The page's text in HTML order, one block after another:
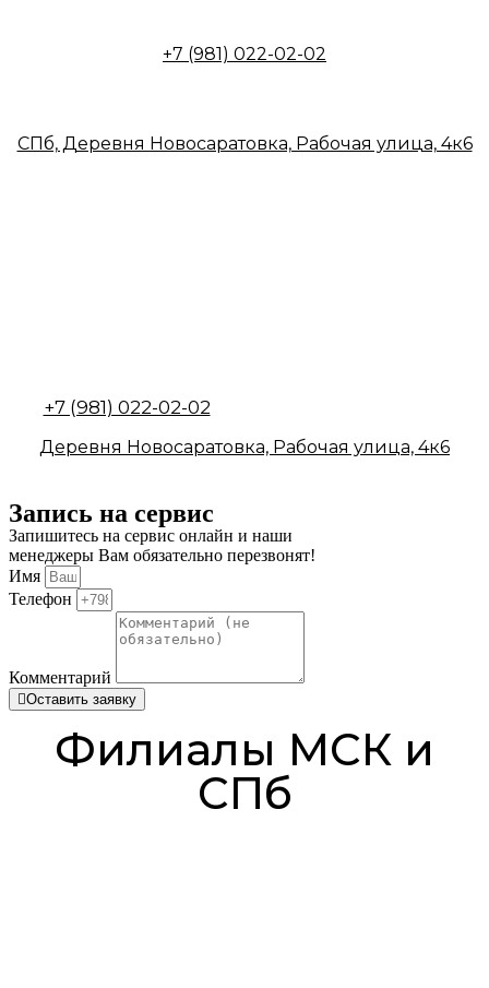
+7 (981) 022-02-02
СПб, Деревня Новосаратовка, Рабочая улица, 4к6
+7 (981) 022-02-02
Деревня Новосаратовка, Рабочая улица, 4к6
Запись на сервис
Запишитесь на сервис онлайн и наши
менеджеры Вам обязательно перезвонят!
Имя
Телефон
Комментарий
Оставить заявку
Филиалы МСК и
СПб